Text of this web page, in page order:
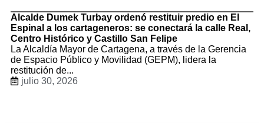
Alcalde Dumek Turbay ordenó restituir predio en El
Espinal a los cartageneros: se conectará la calle Real,
Centro Histórico y Castillo San Felipe
La Alcaldía Mayor de Cartagena, a través de la Gerencia
de Espacio Público y Movilidad (GEPM), lidera la
restitución de...
julio 30, 2026